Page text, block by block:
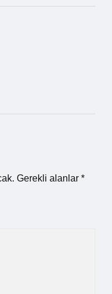
Gerekli alanlar *